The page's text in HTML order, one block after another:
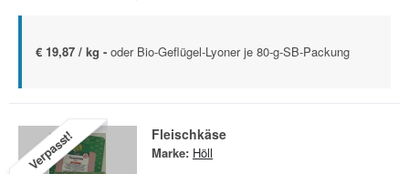
€ 19,87 / kg - oder Bio-Geflügel-Lyoner je 80-g-SB-Packung
Verpasst! Fleischkäse
Marke: Höll